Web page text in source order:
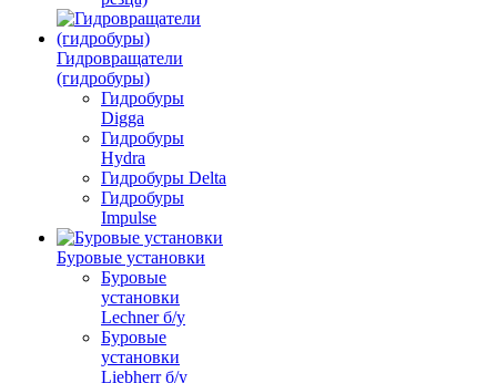
Гидровращатели
(гидробуры)
Гидробуры
Digga
Гидробуры
Hydra
Гидробуры Delta
Гидробуры
Impulse
Буровые установки
Буровые
установки
Lechner б/у
Буровые
установки
Liebherr б/у